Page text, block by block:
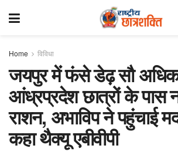
Home विविधा
जयपुर में फंसे डेढ़ सौ
आंध्रप्रदेश छात्रों के पास
राशन, अभाविप ने पहुंचाई
कहा थैक्यू एबीवीपी